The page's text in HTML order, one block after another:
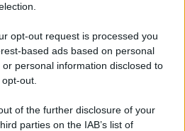
opt-out request is processed you
based ads based on personal
personal information disclosed to
out.
of the further disclosure of your
parties on the IAB’s list of
EBOOK